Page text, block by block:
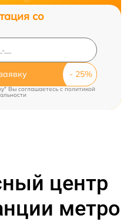
со
Вы соглашаетесь c политикой
центр
метро